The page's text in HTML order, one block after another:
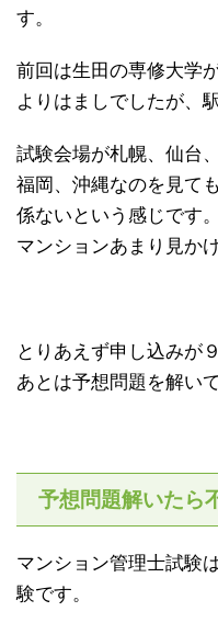
す。
前回は生田の専修大学
よりはましでしたが、
試験会場が札幌、仙台
福岡、沖縄なのを見て
係ないという感じです
マンションあまり見か
とりあえず申し込みが
あとは予想問題を解い
予想問題解いたら
マンション管理士試験
験です。